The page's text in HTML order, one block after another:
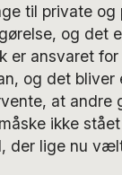
til private og
og det
er ansvaret
og det
at andre
ikke
der lige nu